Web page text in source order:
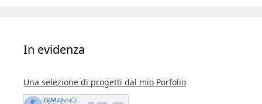
In evidenza
Una selezione di progetti dal mio Porfolio